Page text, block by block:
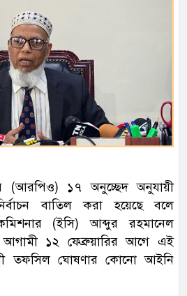
(আরপিও) ১৭ অনুচ্ছেদ অনুযায়ী
বাতিল করা হয়েছে বলে
কমিশনার (ইসি) আব্দুর রহমানেল
১২ ফেব্রুয়ারির আগে এই
তফসিল ঘোষণার কোনো আইনি